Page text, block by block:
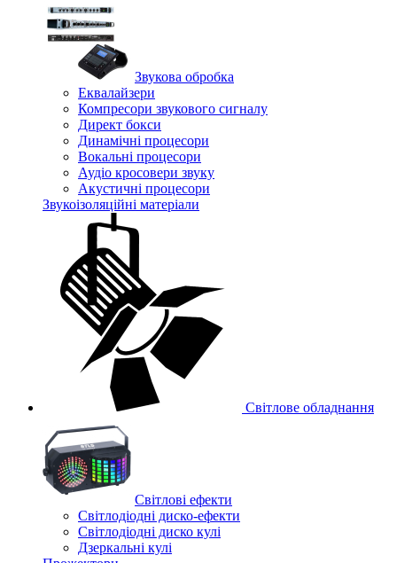
Звукова обробка
Еквалайзери
Компресори звукового сигналу
Директ бокси
Динамічні процесори
Вокальні процесори
Аудіо кросовери звуку
Акустичні процесори
Звукоізоляційні матеріали
Світлове обладнання
Cвітлові ефекти
Світлодіодні диско-ефекти
Світлодіодні диско кулі
Дзеркальні кулі